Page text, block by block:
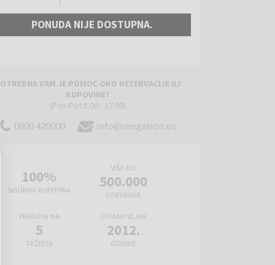
PONUDA NIJE DOSTUPNA.
VAM JE POMOĆ OKO REZERVACIJE ILI
KUPOVINE?
(Pon-Pet 8.00 - 17.00)
0800 420000 info@megabon.eu
100%
SIGURNA KUPOVINA
VIŠE OD
500.000
KORISNIKA
PRISUTNI NA
5
TRŽIŠTA
USTANOVLJEN
2012.
GODINE